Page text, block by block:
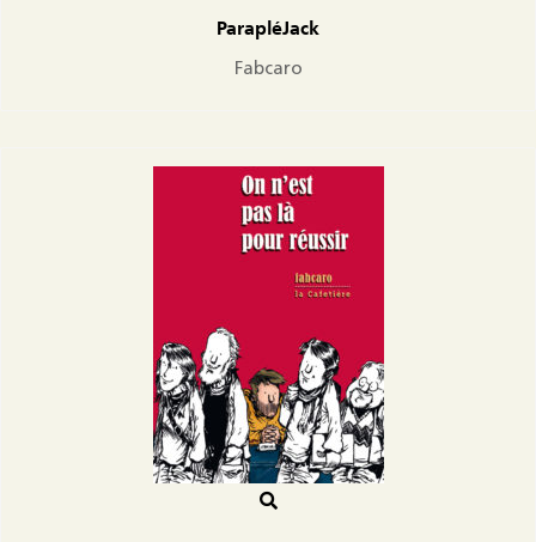
ParapléJack
Fabcaro